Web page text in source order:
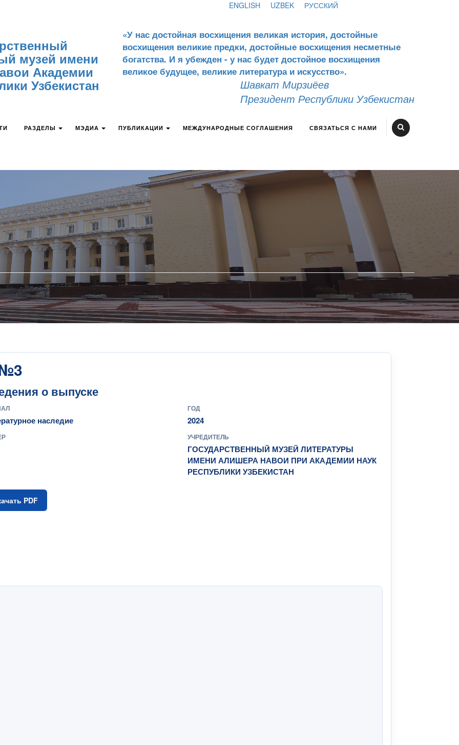
ENGLISH UZBEK РУССКИЙ
музей имени
Академии
Узбекистан
«У нас достойная восхищения великая история, достойные
восхищения великие предки, достойные восхищения несметные
богатства. И я убежден - у нас будет достойное восхищения
великое будущее, великие литература и искусство».
Шавкат Мирзиёев
Президент Республики Узбекистан
РАЗДЕЛЫ МЭДИА ПУБЛИКАЦИИ МЕЖДУНАРОДНЫЕ СОГЛАШЕНИЯ СВЯЗАТЬСЯ С НАМИ
о выпуске
наследие
ГОД
2024
УЧРЕДИТЕЛЬ
ГОСУДАРСТВЕННЫЙ МУЗЕЙ ЛИТЕРАТУРЫ
ИМЕНИ АЛИШЕРА НАВОИ ПРИ АКАДЕМИИ НАУК
РЕСПУБЛИКИ УЗБЕКИСТАН
PDF